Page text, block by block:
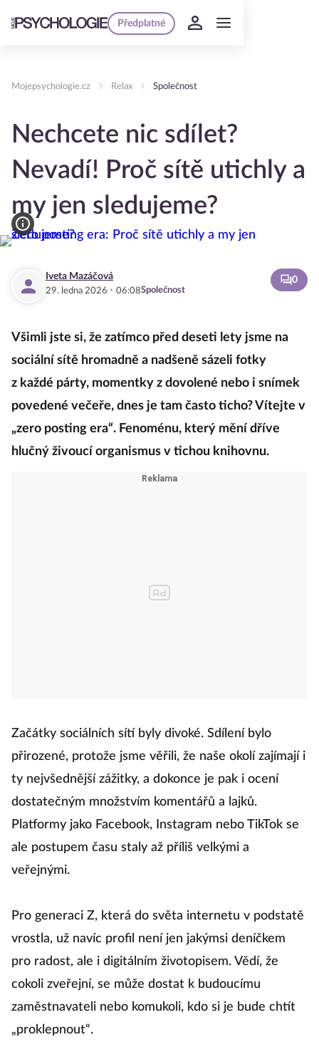
Předplatné
Mojepsychologie.cz Relax Společnost
Nechcete nic sdílet?
Nevadí! Proč sítě utichly a
my jen sledujeme?
Iveta Mazáčová
29. ledna 2026 · 06:08Společnost
0
Všimli jste si, že zatímco před deseti lety jsme na
sociální sítě hromadně a nadšeně sázeli fotky
z každé párty, momentky z dovolené nebo i snímek
povedené večeře, dnes je tam často ticho? Vítejte v
„zero posting era“. Fenoménu, který mění dříve
hlučný živoucí organismus v tichou knihovnu.
Začátky sociálních sítí byly divoké. Sdílení bylo
přirozené, protože jsme věřili, že naše okolí zajímají i
ty nejvšednější zážitky, a dokonce je pak i ocení
dostatečným množstvím komentářů a lajků.
Platformy jako Facebook, Instagram nebo TikTok se
ale postupem času staly až příliš velkými a
veřejnými.
Pro generaci Z, která do světa internetu v podstatě
vrostla, už navíc profil není jen jakýmsi deníčkem
pro radost, ale i digitálním životopisem. Vědí, že
cokoli zveřejní, se může dostat k budoucímu
zaměstnavateli nebo komukoli, kdo si je bude chtít
„proklepnout“.